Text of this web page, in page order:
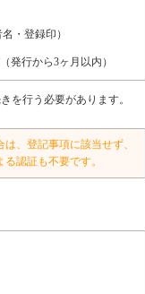
・登録印）
発行から3ヶ月以内）
を行う必要があります。
、登記事項に該当せず、
認証も不要です。